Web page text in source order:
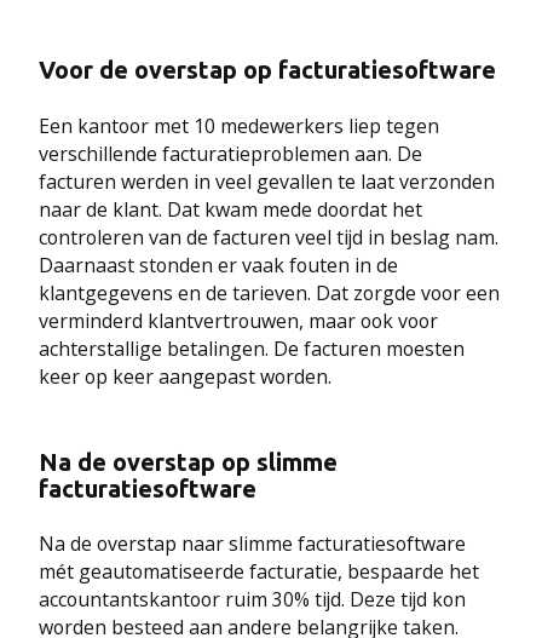
Voor de overstap op facturatiesoftware
Een kantoor met 10 medewerkers liep tegen
verschillende facturatieproblemen aan. De
facturen werden in veel gevallen te laat verzonden
naar de klant. Dat kwam mede doordat het
controleren van de facturen veel tijd in beslag nam.
Daarnaast stonden er vaak fouten in de
klantgegevens en de tarieven. Dat zorgde voor een
verminderd klantvertrouwen, maar ook voor
achterstallige betalingen. De facturen moesten
keer op keer aangepast worden.
Na de overstap op slimme
facturatiesoftware
Na de overstap naar slimme facturatiesoftware
mét geautomatiseerde facturatie, bespaarde het
accountantskantoor ruim 30% tijd. Deze tijd kon
worden besteed aan andere belangrijke taken.